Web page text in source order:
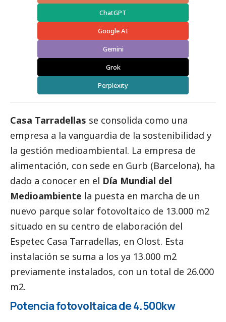
ChatGPT
Google AI
Gemini
Grok
Perplexity
Casa Tarradellas se consolida como una
empresa a la vanguardia de la sostenibilidad y
la gestión medioambiental. La empresa de
alimentación, con sede en Gurb (Barcelona), ha
dado a conocer en el Día Mundial del
Medioambiente la puesta en marcha de un
nuevo parque solar fotovoltaico de 13.000 m2
situado en su centro de elaboración del
Espetec Casa Tarradellas, en Olost. Esta
instalación se suma a los ya 13.000 m2
previamente instalados, con un total de 26.000
m2.
Potencia fotovoltaica de 4.500kw